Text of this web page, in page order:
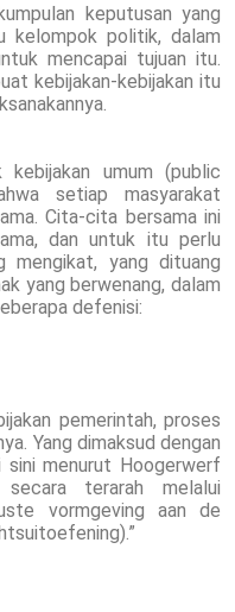
keputusan yang
kelompok politik, dalam
mencapai tujuan itu.
kebijakan-kebijakan itu
kebijakan umum (public
setiap masyarakat
Cita-cita bersama ini
dan untuk itu perlu
mengikat, yang dituang
yang berwenang, dalam
defenisi:
pemerintah, proses
Yang dimaksud dengan
menurut Hoogerwerf
secara terarah melalui
vormgeving aan de